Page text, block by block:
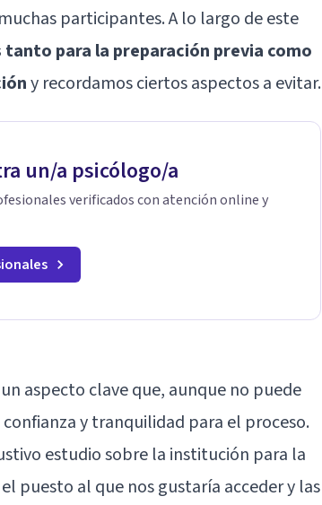
participantes. A lo largo de este
tanto para la preparación previa como
y recordamos ciertos aspectos a evitar.
un/a psicólogo/a
verificados con atención online y
aspecto clave que, aunque no puede
y tranquilidad para el proceso.
estudio sobre la institución para la
puesto al que nos gustaría acceder y las